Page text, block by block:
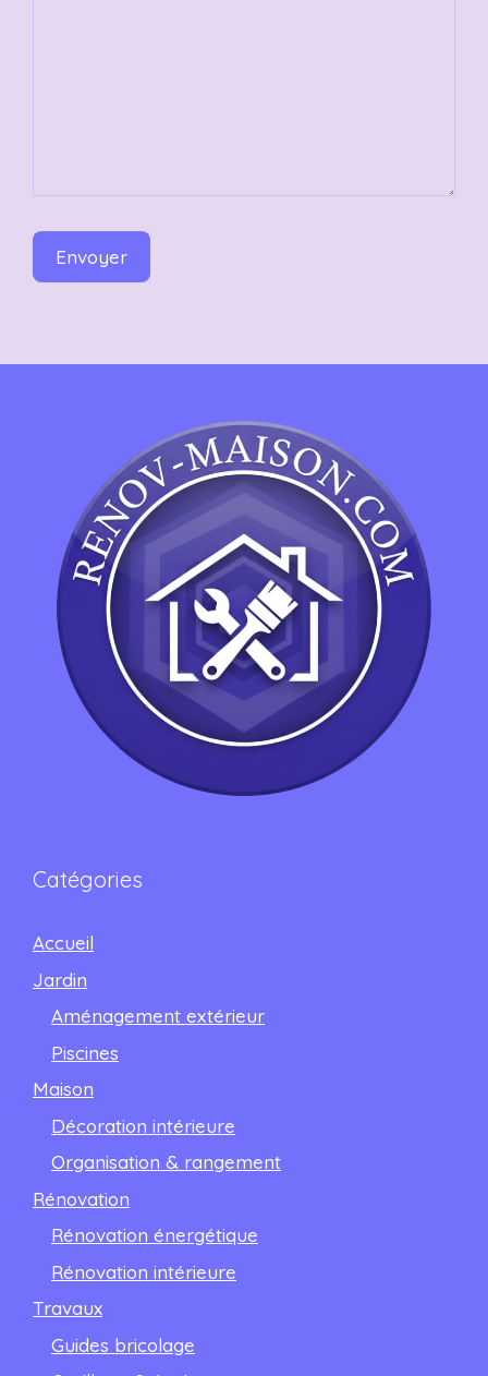
Catégories
Accueil
Jardin
Aménagement extérieur
Piscines
Maison
Décoration intérieure
Organisation & rangement
Rénovation
Rénovation énergétique
Rénovation intérieure
Travaux
Guides bricolage